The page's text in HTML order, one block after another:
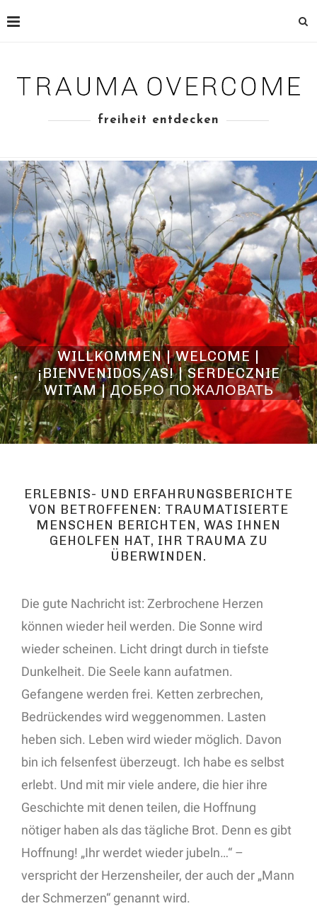
freiheit entdecken
WILLKOMMEN | WELCOME |
¡BIENVENIDOS/AS! | SERDECZNIE
WITAM | ДОБРО ПОЖАЛОВАТЬ
ERLEBNIS- UND ERFAHRUNGSBERICHTE
VON BETROFFENEN: TRAUMATISIERTE
MENSCHEN BERICHTEN, WAS IHNEN
GEHOLFEN HAT, IHR TRAUMA ZU
ÜBERWINDEN.
Die gute Nachricht ist: Zerbrochene Herzen
können wieder heil werden. Die Sonne wird
wieder scheinen. Licht dringt durch in tiefste
Dunkelheit. Die Seele kann aufatmen.
Gefangene werden frei. Ketten zerbrechen,
Bedrückendes wird weggenommen. Lasten
heben sich. Leben wird wieder möglich. Davon
bin ich felsenfest überzeugt. Ich habe es selbst
erlebt. Und mit mir viele andere, die hier ihre
Geschichte mit denen teilen, die Hoffnung
nötiger haben als das tägliche Brot. Denn es gibt
Hoffnung! „Ihr werdet wieder jubeln…“ –
verspricht der Herzensheiler, der auch der „Mann
der Schmerzen“ genannt wird.